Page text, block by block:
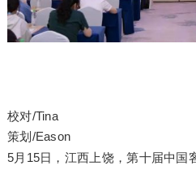
校对/Tina
策划/Eason
5月15日，江西上饶，第十届中国